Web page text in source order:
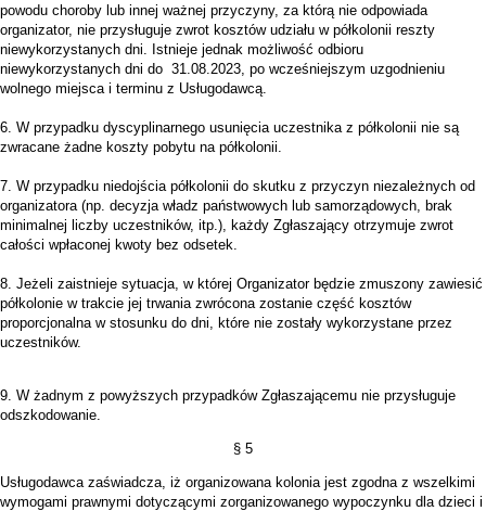
powodu choroby lub innej ważnej przyczyny, za którą nie odpowiada
organizator, nie przysługuje zwrot kosztów udziału w półkolonii reszty
niewykorzystanych dni. Istnieje jednak możliwość odbioru
niewykorzystanych dni do 31.08.2023, po wcześniejszym uzgodnieniu
wolnego miejsca i terminu z Usługodawcą.
6. W przypadku dyscyplinarnego usunięcia uczestnika z półkolonii nie są
zwracane żadne koszty pobytu na półkolonii.
7. W przypadku niedojścia półkolonii do skutku z przyczyn niezależnych od
organizatora (np. decyzja władz państwowych lub samorządowych, brak
minimalnej liczby uczestników, itp.), każdy Zgłaszający otrzymuje zwrot
całości wpłaconej kwoty bez odsetek.
8. Jeżeli zaistnieje sytuacja, w której Organizator będzie zmuszony zawiesić
półkolonie w trakcie jej trwania zwrócona zostanie część kosztów
proporcjonalna w stosunku do dni, które nie zostały wykorzystane przez
uczestników.
9. W żadnym z powyższych przypadków Zgłaszającemu nie przysługuje
odszkodowanie.
§ 5
Usługodawca zaświadcza, iż organizowana kolonia jest zgodna z wszelkimi
wymogami prawnymi dotyczącymi zorganizowanego wypoczynku dla dzieci i